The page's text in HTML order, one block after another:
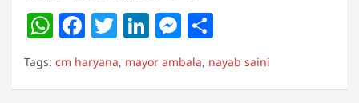
W
h
at
F
a
c
T
w
itt
Li
n
k
M
e
ss
h
ar
Tags: cm haryana, mayor ambala, nayab saini